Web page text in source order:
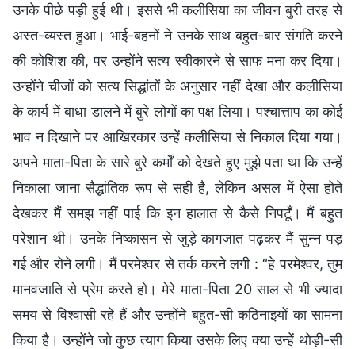
उनके पीछे पड़ी हुई थी। इससे भी कलीसिया का जीवन बुरी तरह से
अस्त-व्यस्त हुआ। भाई-बहनों ने उनके साथ बहुत-बार संगति करने
की कोशिश की, पर उन्होंने सत्य स्वीकारने से साफ मना कर दिया।
उन्होंने चीजों को सत्य सिद्धांतों के अनुसार नहीं देखा और कलीसिया
के कार्य में बाधा डालने में बुरे लोगों का पक्ष लिया। पश्चात्ताप का कोई
भाव न दिखाने पर आखिरकार उन्हें कलीसिया से निकाल दिया गया।
अपने माता-पिता के सारे बुरे कर्मों को देखते हुए मुझे पता था कि उन्हें
निकाला जाना सैद्धांतिक रूप से सही है, लेकिन असल में ऐसा होते
देखकर मैं समझ नहीं पाई कि इन हालात से कैसे निपटूँ। मैं बहुत
परेशान थी। उनके निष्कासन से जुड़े कागजात पढ़कर मैं सुन्न पड़
गई और रोने लगी। मैं परमेश्वर से तर्क करने लगी : “हे परमेश्वर, तुम
मानवजाति से प्रेम करते हो। मेरे माता-पिता 20 साल से भी ज्यादा
समय से विश्वासी रहे हैं और उन्होंने बहुत-सी कठिनाइयों का सामना
किया है। उन्होंने जो कुछ त्याग किया उसके लिए क्या उन्हें थोड़ी-सी